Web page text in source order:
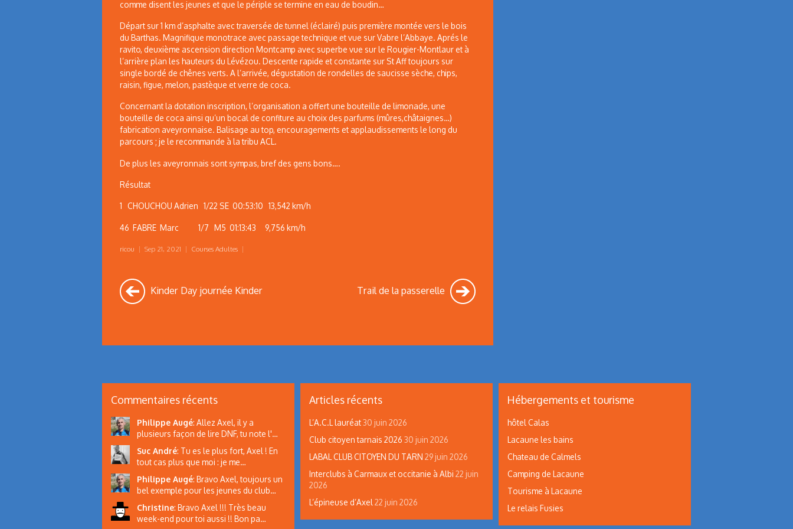
comme disent les jeunes et que le périple se termine en eau de boudin…
Départ sur 1 km d’asphalte avec traversée de tunnel (éclairé) puis première montée vers le bois
du Barthas. Magnifique monotrace avec passage technique et vue sur Vabre l’Abbaye. Aprés le
ravito, deuxième ascension direction Montcamp avec superbe vue sur le Rougier-Montlaur et à
l’arrière plan les hauteurs du Lévézou. Descente rapide et constante sur St Aff toujours sur
single bordé de chênes verts. A l’arrivée, dégustation de rondelles de saucisse sèche, chips,
raisin, figue, melon, pastèque et verre de coca.
Concernant la dotation inscription, l’organisation a offert une bouteille de limonade, une
bouteille de coca ainsi qu’un bocal de confiture au choix des parfums (mûres,châtaignes…)
fabrication aveyronnaise. Balisage au top, encouragements et applaudissements le long du
parcours ; je le recommande à la tribu ACL.
De plus les aveyronnais sont sympas, bref des gens bons….
Résultat
1 CHOUCHOU Adrien 1/22 SE 00:53:10 13,542 km/h
46 FABRE Marc 1/7 M5 01:13:43 9,756 km/h
ricou | Sep 21, 2021 | Courses Adultes |
Kinder Day journée Kinder Trail de la passerelle
Commentaires récents
Philippe Augé: Allez Axel, il y a
plusieurs façon de lire DNF, tu note l'…
Suc André: Tu es le plus fort, Axel ! En
tout cas plus que moi : je me…
Philippe Augé: Bravo Axel, toujours un
bel exemple pour les jeunes du club…
Christine: Bravo Axel !!! Très beau
week-end pour toi aussi !! Bon pa…
Articles récents
L’A.C.L lauréat30 juin 2026
Club citoyen tarnais 2026 30 juin 2026
LABAL CLUB CITOYEN DU TARN 29 juin 2026
Interclubs à Carmaux et occitanie à Albi 22 juin
2026
L’épineuse d’Axel 22 juin 2026
Hébergements et tourisme
hôtel Calas
Lacaune les bains
Chateau de Calmels
Camping de Lacaune
Tourisme à Lacaune
Le relais Fusies